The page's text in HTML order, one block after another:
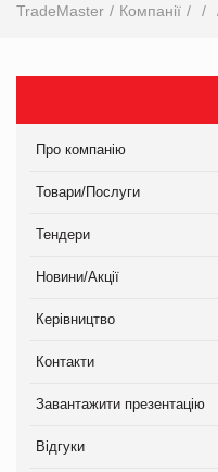
TradeMaster Компанії
Про компанію
Товари/Послуги
Тендери
Новини/Акції
Керівництво
Контакти
Завантажити презентацію
Відгуки